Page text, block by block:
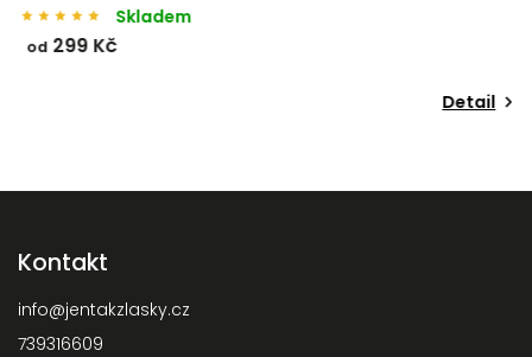
Skladem
od299 Kč
Detail
Kontakt
info@jentakzlasky.cz
739316609